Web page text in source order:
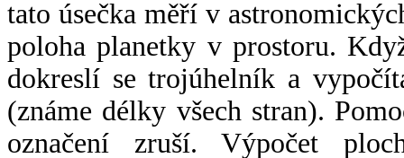
tato úsečka měří v
poloha planetky v prostoru.
dokreslí se trojúhelník a
(známe délky všech stran).
označení zruší. Výpočet